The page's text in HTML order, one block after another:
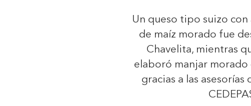
Un queso tipo suizo
de maíz morado fue
Chavelita, mientras
elaboró manjar morado
gracias a las